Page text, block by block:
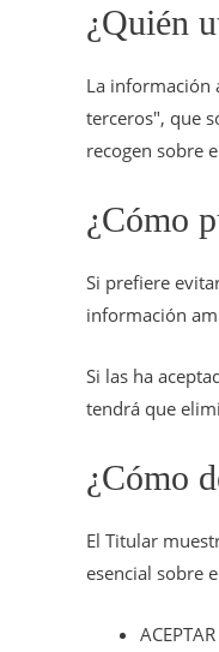
¿Quién
La información
terceros", que
recogen sobre
¿Cómo
Si prefiere
información
Si las ha
tendrá que
¿Cómo
El Titular
esencial sobre